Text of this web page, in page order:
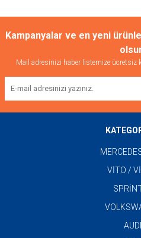
Kampanyalar ve en yeni
Mail adresinizi haber listemize ücretsiz
VİTO /
AUDI